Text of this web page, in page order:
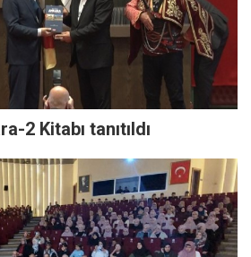
2 Kitabı tanıtıldı